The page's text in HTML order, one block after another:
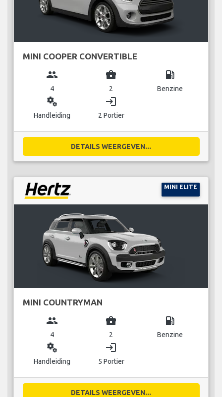
MINI COOPER CONVERTIBLE
group
4
business_center
2
local_gas_station
Benzine
miscellaneous_services
Handleiding
login
2 Portier
DETAILS WEERGEVEN...
MINI ELITE
MINI COUNTRYMAN
group
4
business_center
2
local_gas_station
Benzine
miscellaneous_services
Handleiding
login
5 Portier
DETAILS WEERGEVEN...